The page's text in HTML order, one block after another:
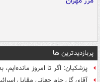
پربازدیدترین ها
پزشکیان: اگر تا امروز
آقای گل جام جهانی مقابل